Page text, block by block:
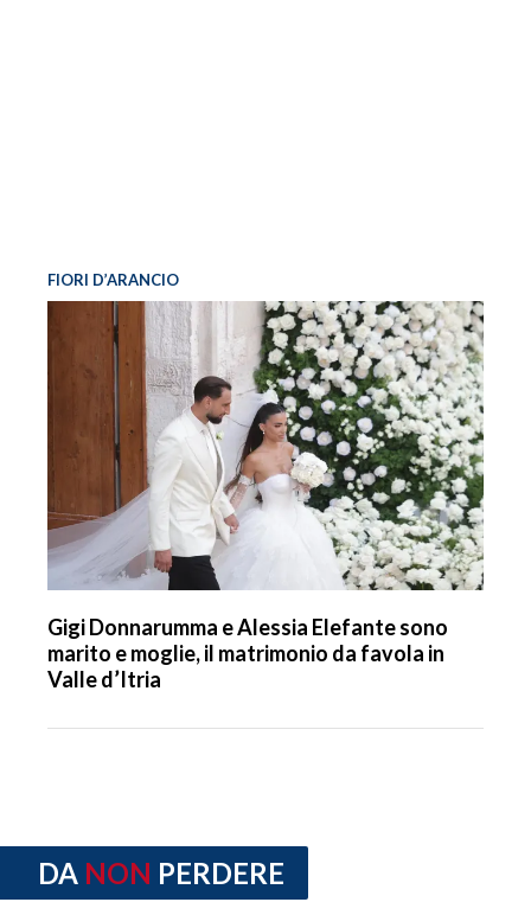
FIORI D’ARANCIO
Gigi Donnarumma e Alessia Elefante sono
marito e moglie, il matrimonio da favola in
Valle d’Itria
DA NON PERDERE